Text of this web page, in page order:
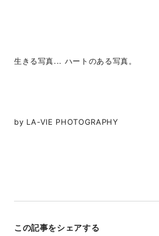
生きる写真... ハートのある写真。
by LA-VIE PHOTOGRAPHY
この記事をシェアする